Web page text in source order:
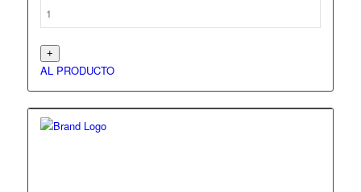
AL PRODUCTO